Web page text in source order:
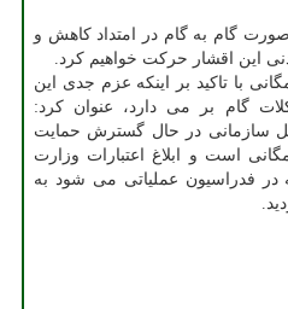
گام به گام در امتداد کاهش و
این اقشار حرکت خواهیم کرد.
با تاکید بر اینکه عزم جدی این
گام بر می دارد، عنوان کرد:
سازمانی در حال گسترش حمایت
است و ابلاغ اعتبارات وزارت
در فدراسیون عملیاتی می شود به